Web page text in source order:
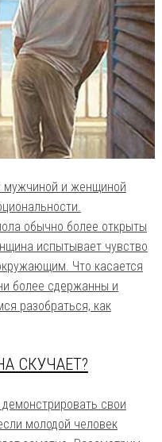
мужчиной и женщиной
обычно более открыты
испытывает чувство
Что касается
более сдержанны и
разобраться, как
СКУЧАЕТ?
свои
молодой человек